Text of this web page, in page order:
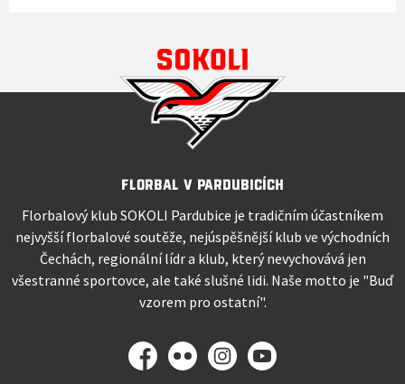
Florbal v Pardubicích
Florbalový klub SOKOLI Pardubice je tradičním účastníkem
nejvyšší florbalové soutěže, nejúspěšnější klub ve východních
Čechách, regionální lídr a klub, který nevychovává jen
všestranné sportovce, ale také slušné lidi. Naše motto je "Buď
vzorem pro ostatní".
Facebook
Flickr Instagram
YouTube